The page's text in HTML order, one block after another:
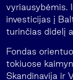
vyriausybėmis.
investicijas į
turinčias didelį
Fondas
tokiuose
Skandinavija ir